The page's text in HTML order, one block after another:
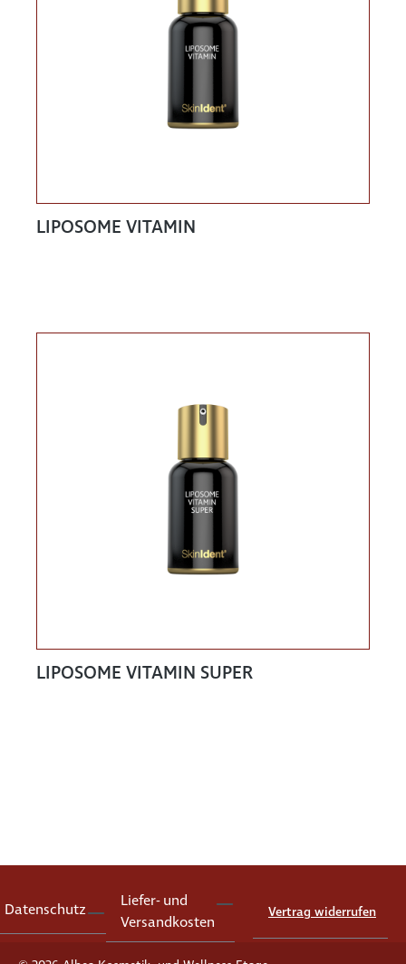
LIPOSOME VITAMIN
LIPOSOME VITAMIN SUPER
Datenschutz
Liefer- und
Versandkosten
Vertrag widerrufen